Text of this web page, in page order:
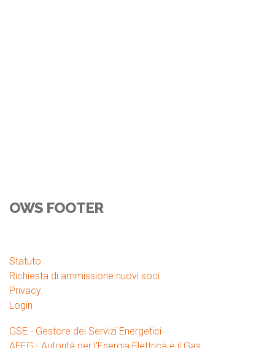
OWS FOOTER
Statuto
Richiesta di ammissione nuovi soci
Privacy
Login
GSE - Gestore dei Servizi Energetici